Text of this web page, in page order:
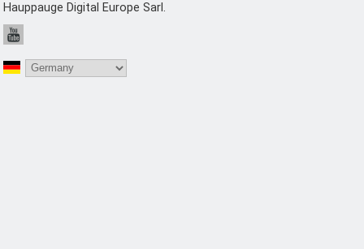
Hauppauge Digital Europe Sarl.